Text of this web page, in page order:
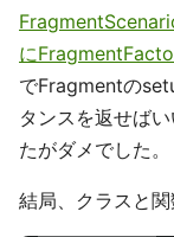
に
でFragmentの
タンスを返せば
たがダメでした。
結局、クラスと